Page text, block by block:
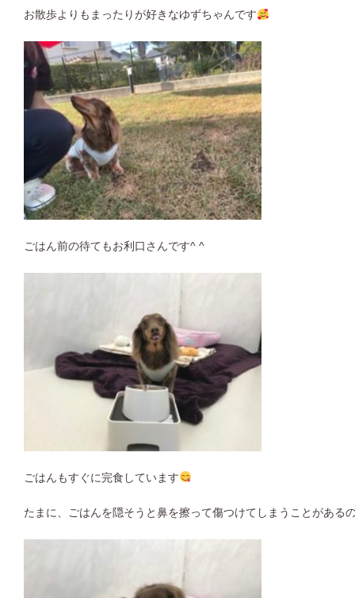
お散歩よりもまったりが好きなゆずちゃんです
ごはん前の待てもお利口さんです^ ^
ごはんもすぐに完食しています
たまに、ごはんを隠そうと鼻を擦って傷つけてしまうことがある